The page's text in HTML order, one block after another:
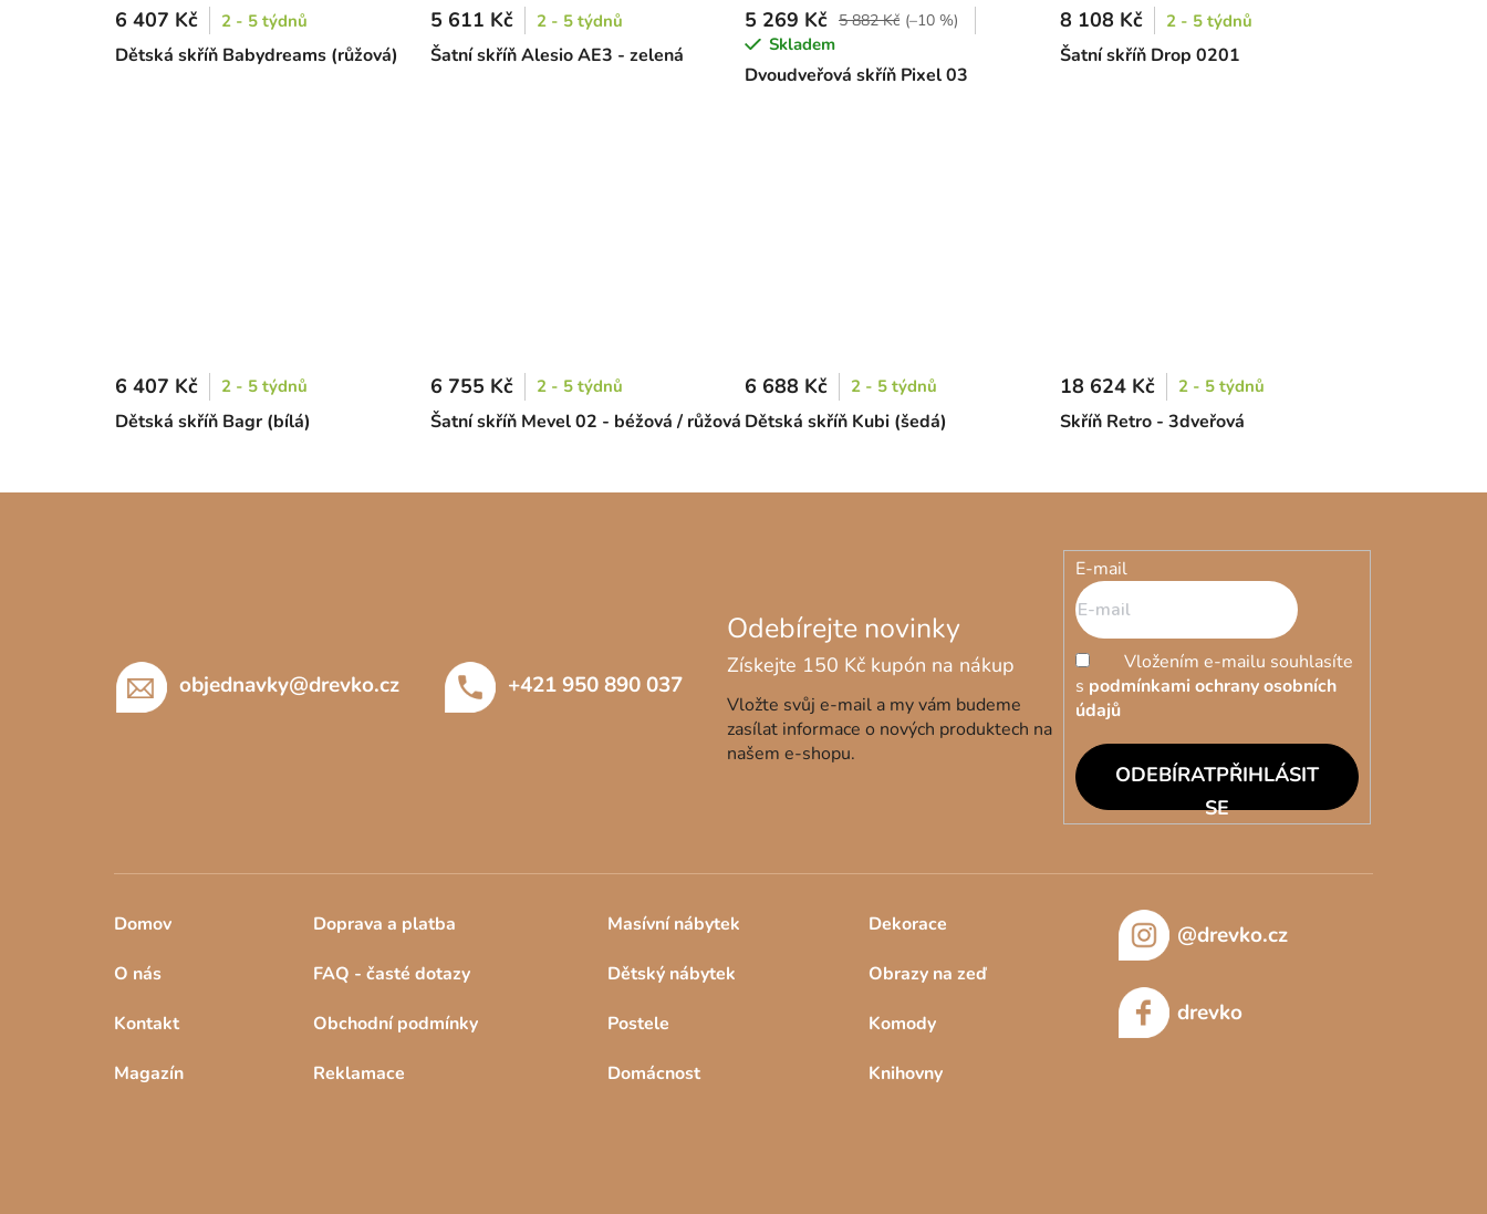
Dětská skříň Babydreams (růžová)
6 407 Kč 2 - 5 týdnů
Šatní skříň Alesio AE3 - zelená
5 611 Kč 2 - 5 týdnů
Dvoudveřová skříň Pixel 03
5 269 Kč 5 882 Kč (–10 %)
Skladem Šatní skříň Drop 0201
8 108 Kč 2 - 5 týdnů
Dětská skříň Bagr (bílá)
6 407 Kč 2 - 5 týdnů
Šatní skříň Mevel 02 - béžová / růžová
6 755 Kč 2 - 5 týdnů
Dětská skříň Kubi (šedá)
6 688 Kč 2 - 5 týdnů
Skříň Retro - 3dveřová
18 624 Kč 2 - 5 týdnů
objednavky@drevko.cz +421 950 890 037
Vložte svůj e-mail a my vám budeme
zasílat informace o nových produktech na
našem e-shopu.
E-mail
Vložením e-mailu souhlasíte
s podmínkami ochrany osobních
údajů
PŘIHLÁSIT
SE
Domov
O nás
Kontakt
Magazín
Doprava a platba
FAQ - časté dotazy
Obchodní podmínky
Reklamace
Masívní nábytek
Dětský nábytek
Postele
Domácnost
Dekorace
Obrazy na zeď
Komody
Knihovny
@drevko.cz
drevko